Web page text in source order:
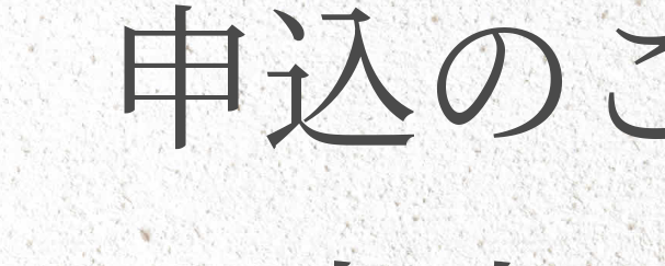
申込の